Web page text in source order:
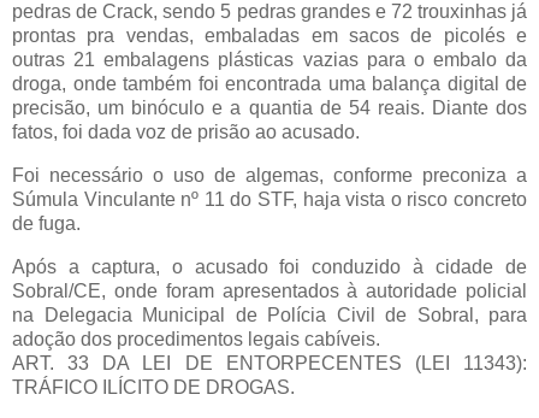
pedras de Crack, sendo 5 pedras grandes e 72 trouxinhas já
prontas pra vendas, embaladas em sacos de picolés e
outras 21 embalagens plásticas vazias para o embalo da
droga, onde também foi encontrada uma balança digital de
precisão, um binóculo e a quantia de 54 reais. Diante dos
fatos, foi dada voz de prisão ao acusado.
Foi necessário o uso de algemas, conforme preconiza a
Súmula Vinculante nº 11 do STF, haja vista o risco concreto
de fuga.
Após a captura, o acusado foi conduzido à cidade de
Sobral/CE, onde foram apresentados à autoridade policial
na Delegacia Municipal de Polícia Civil de Sobral, para
adoção dos procedimentos legais cabíveis.
ART. 33 DA LEI DE ENTORPECENTES (LEI 11343):
TRÁFICO ILÍCITO DE DROGAS.